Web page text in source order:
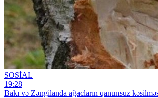
SOSİAL
19:28
Bakı və Zəngilanda ağacların qanunsuz